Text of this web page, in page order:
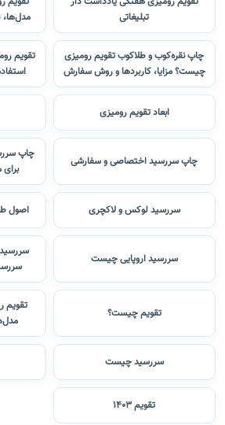
تبلیغاتی
چاپ نقره‌کوب و طلاکوب تقویم رومیزی
چیست؟ مزایا، کاربردها و روش سفارش
تقویم
ابعاد تقویم رومیزی
چاپ سررسید اختصاصی و سفارشی
چاپ
سررسید لوکس و لاکچری اصول
سررسید اروپایی چیست
تقویم چیست؟
تقویم
سررسید چیست
تقویم 1403